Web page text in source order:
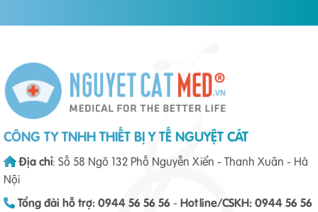
CÔNG TY TNHH THIẾT BỊ Y TẾ NGUYỆT CÁT
Địa chỉ: Số 58 Ngõ 132 Phố Nguyễn Xiển - Thanh Xuân - Hà
Nội
Tổng đài hỗ trợ: 0944 56 56 56- Hotline/CSKH: 0944 56 56